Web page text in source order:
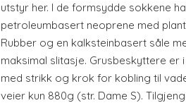
utstyr her. I de formsydde sokkene
petroleumbasert neoprene med
Rubber og en kalksteinbasert såle
maksimal slitasje. Grusbeskyttere er
med strikk og krok for kobling til
veier kun 880g (str. Dame S).